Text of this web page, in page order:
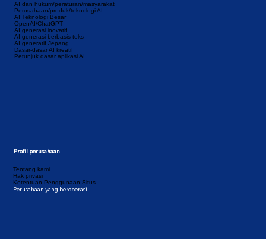
AI dan hukum/peraturan/masyarakat
Perusahaan/produk/teknologi AI
AI Teknologi Besar
OpenAI/ChatGPT
AI generasi inovatif
AI generasi berbasis teks
AI generatif Jepang
Dasar-dasar AI kreatif
Petunjuk dasar aplikasi AI
Tentang kami
Hak privasi
Ketentuan Penggunaan Situs
Perusahaan yang beroperasi
Profil perusahaan